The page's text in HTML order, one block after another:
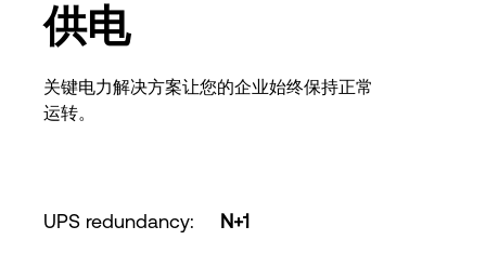
供电
关键电力解决方案让您的企业始终保持正常
运转。
UPS redundancy: N+1